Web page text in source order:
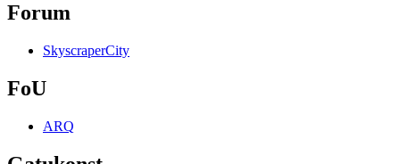
Forum
SkyscraperCity
FoU
ARQ